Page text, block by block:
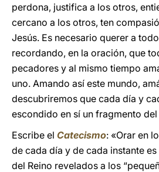
perdona, justifica a los otros,
cercano a los otros, ten
Jesús. Es necesario querer a
recordando, en la oración, que
pecadores y al mismo tiempo
uno. Amando así este mundo,
descubriremos que cada día y
escondido en sí un fragmento
Escribe el Catecismo: «Orar en
de cada día y de cada instante
del Reino revelados a los